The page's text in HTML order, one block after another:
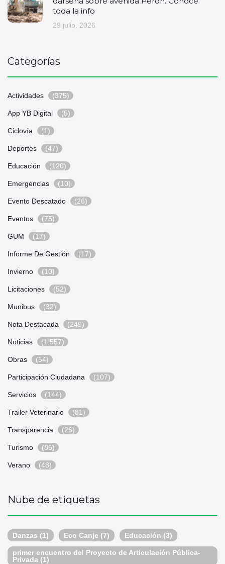
toda la info
29 julio, 2026
Categorías
Actividades (375)
App YB Digital (5)
Ciclovía (1)
Deportes (47)
Educación (120)
Emergencias (10)
Evento Descatado (26)
Eventos (75)
GUM (17)
Informe De Gestión (17)
Invierno (10)
Licitaciones (52)
Munibus (32)
Nota Destacada (249)
Noticias (1.557)
Obras (54)
Participación Ciudadana (107)
Servicios (144)
Trailer Veterinario (81)
Transparencia (26)
Turismo (85)
Verano (48)
Nube de etiquetas
Danzas (1) Eco Canje (7) Educación (3)
primer encuentro del Proyecto de Articulación Pública-
Privada (1)